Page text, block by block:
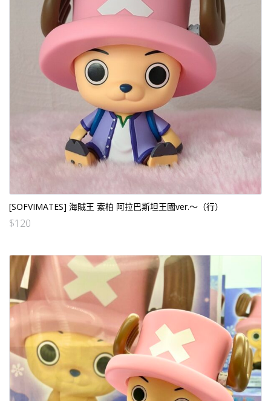
[SOFVIMATES] 海賊王 索柏 阿拉巴斯坦王國ver.～（行）
$120